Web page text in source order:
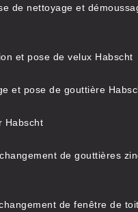
de nettoyage et
et pose de velux Habscht
et pose de gouttière
Habscht
de gouttières
de fenêtre de